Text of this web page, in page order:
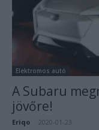
Elektromos autó
A Subaru
jövőre!
Eriqo 2020-01-23